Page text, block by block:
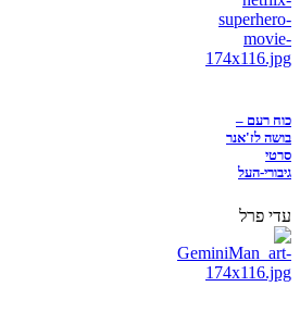
כוח רעם –
בושה לז'אנר
סרטי
גיבורי-העל
עדי פרל